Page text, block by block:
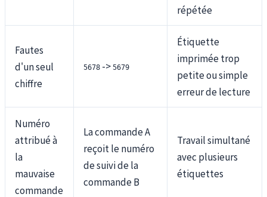
répétée
Fautes
d'un seul
chiffre
5678 -> 5679
Étiquette
imprimée trop
petite ou simple
erreur de lecture
Numéro
attribué à
la
mauvaise
commande
La commande A
reçoit le numéro
de suivi de la
commande B
Travail simultané
avec plusieurs
étiquettes